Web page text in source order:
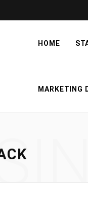
HOME
MARKETING